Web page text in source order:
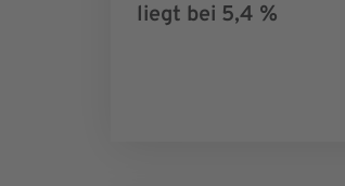
liegt bei 5,4 %